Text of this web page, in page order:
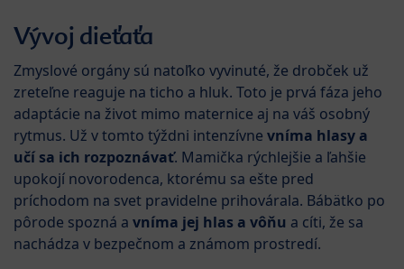
Vývoj dieťaťa
Zmyslové orgány sú natoľko vyvinuté, že drobček už
zreteľne reaguje na ticho a hluk. Toto je prvá fáza jeho
adaptácie na život mimo maternice aj na váš osobný
rytmus. Už v tomto týždni intenzívne vníma hlasy a
učí sa ich rozpoznávať. Mamička rýchlejšie a ľahšie
upokojí novorodenca, ktorému sa ešte pred
príchodom na svet pravidelne prihovárala. Bábätko po
pôrode spozná a vníma jej hlas a vôňu a cíti, že sa
nachádza v bezpečnom a známom prostredí.